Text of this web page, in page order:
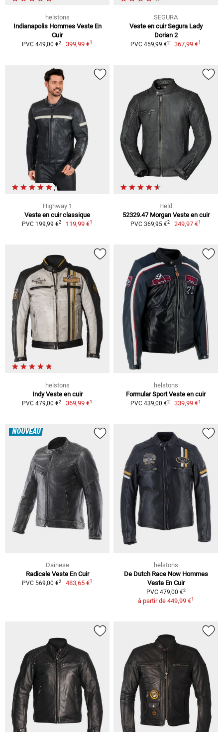
helstons
Indianapolis Hommes Veste En
Cuir
PVC 449,00 €2 399,99 €1
SEGURA
Veste en cuir Segura Lady
Dorian 2
PVC 459,99 €2 367,99 €1
Highway 1
Veste en cuir classique
PVC 199,99 €2 119,99 €1
Held
52329.47 Morgan Veste en cuir
PVC 369,95 €2 249,97 €1
helstons
Indy Veste en cuir
PVC 479,00 €2 369,99 €1
helstons
Formular Sport Veste en cuir
PVC 439,00 €2 339,99 €1
NOUVEAU
Dainese
Radicale Veste En Cuir
PVC 569,00 €2 483,65 €1
helstons
De Dutch Race Now Hommes
Veste En Cuir
PVC 479,00 €2
à partir de 449,99 €1